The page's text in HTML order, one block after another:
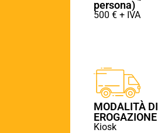
persona)
500 € + IVA
MODALITÀ DI
EROGAZIONE
Kiosk